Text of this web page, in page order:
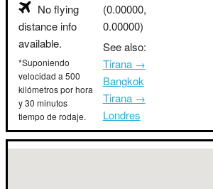
No flying
distance info
available.
*Suponiendo
velocidad a 500
kilómetros por hora
y 30 minutos
tiempo de rodaje.
(0.00000,
0.00000)
See also:
Tirana →
Bangkok
Tirana →
Londres